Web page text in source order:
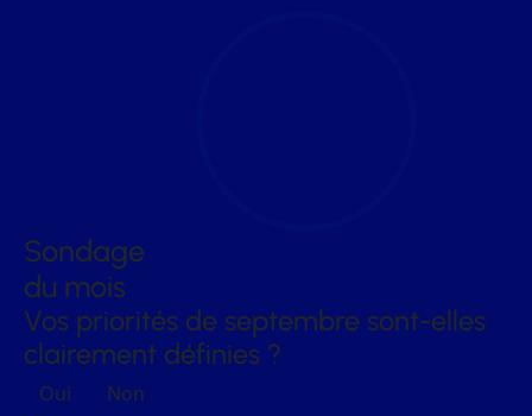
Sondage
du mois
Vos priorités de septembre sont-elles
clairement définies ?
Oui
Non